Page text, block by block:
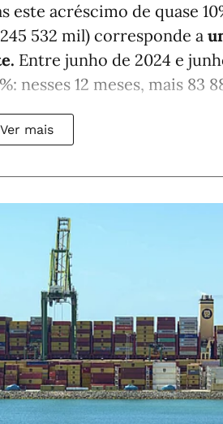
este acréscimo de quase
532 mil) corresponde a
Entre junho de 2024 e
12 meses, mais 83
Ver mais